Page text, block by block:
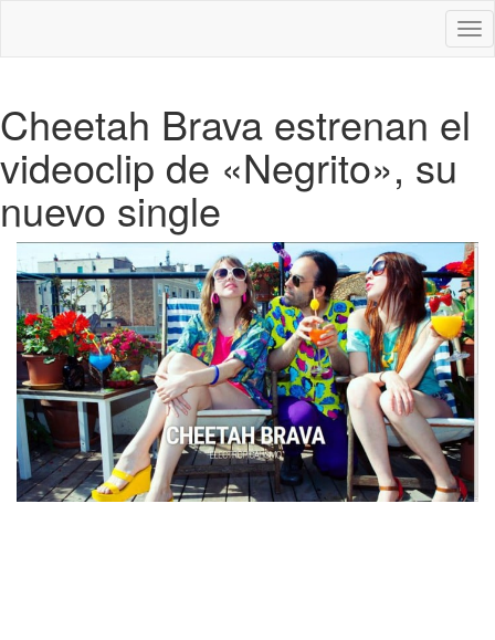
Cheetah Brava estrenan el
videoclip de «Negrito», su
nuevo single